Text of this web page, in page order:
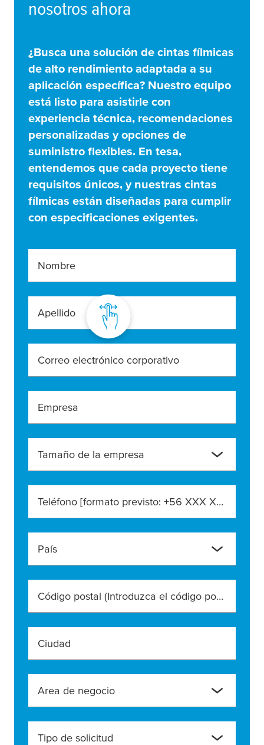
nosotros ahora
¿Busca una solución de cintas fílmicas
de alto rendimiento adaptada a su
aplicación específica? Nuestro equipo
está listo para asistirle con
experiencia técnica, recomendaciones
personalizadas y opciones de
suministro flexibles. En tesa,
entendemos que cada proyecto tiene
requisitos únicos, y nuestras cintas
fílmicas están diseñadas para cumplir
con especificaciones exigentes.
Nombre
Apellido
Correo electrónico corporativo
Empresa
Tamaño de la empresa
Teléfono [formato previsto: +56 XXX XXX XXX]
País
Código postal (Introduzca el código postal exacto)
Ciudad
Area de negocio
Tipo de solicitud